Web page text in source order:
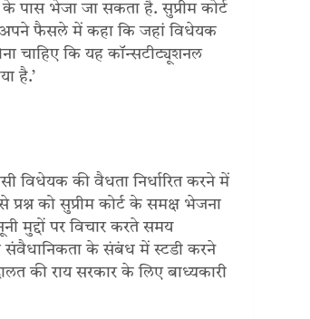
के पास भेजा जा सकता है. सुप्रीम कोर्ट
ने अपने फैसले में कहा कि जहां विधेयक
चाहिए कि यह कॉन्‍सटीट्यूशनल
है.’
विधेयक की वैधता निर्धारित करने में
को सुप्रीम कोर्ट के समक्ष भेजना
मुद्दों पर विचार करते समय
संवैधानिकता के संबंध में स्‍टडी करने
की राय सरकार के लिए बाध्यकारी